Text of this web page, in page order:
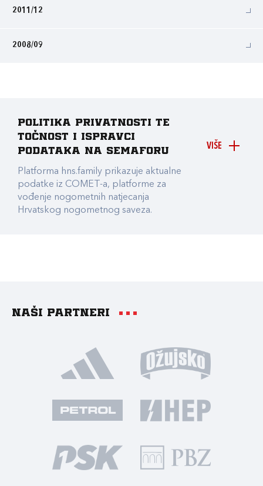
2011/12
2008/09
VIŠE
Politika privatnosti te
točnost i ispravci
podataka na Semaforu
Platforma hns.family prikazuje aktualne
podatke iz COMET-a, platforme za
vođenje nogometnih natjecanja
Hrvatskog nogometnog saveza.
Naši partneri